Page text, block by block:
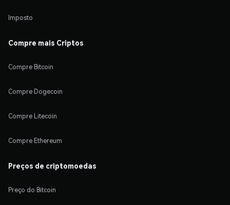
Imposto
Compre mais Criptos
Compre Bitcoin
Compre Dogecoin
Compre Litecoin
Compre Ethereum
Preços de criptomoedas
Preço do Bitcoin